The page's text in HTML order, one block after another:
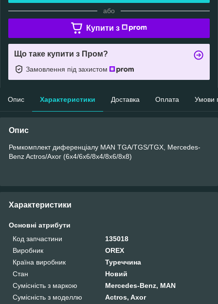
або
Купити з
Що таке купити з Пром?
Замовлення під захистом
Опис Характеристики Доставка Оплата Умови
Опис
Ремкомплект диференціалу MAN TGA/TGS/TGX, Mercedes-
Benz Actros/Axor (6x4/6x6/8x4/8x6/8x8)
Характеристики
Основні атрибути
Код запчастини
135018
Виробник
OREX
Країна виробник
Туреччина
Стан
Новий
Сумісність з маркою
Mercedes-Benz, MAN
Сумісність з моделлю
Actros, Axor